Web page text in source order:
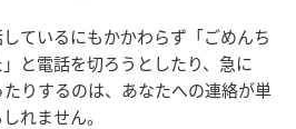
ているにもかかわらず「ごめんち
と電話を切ろうとしたり、急に
りするのは、あなたへの連絡が単
れません。